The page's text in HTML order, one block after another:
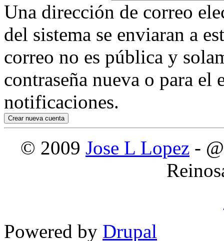
Una dirección de correo
del sistema se enviaran a
correo no es pública y
contraseña nueva o para
notificaciones.
© 2009 Jose L Lopez -
Powered by Drupal